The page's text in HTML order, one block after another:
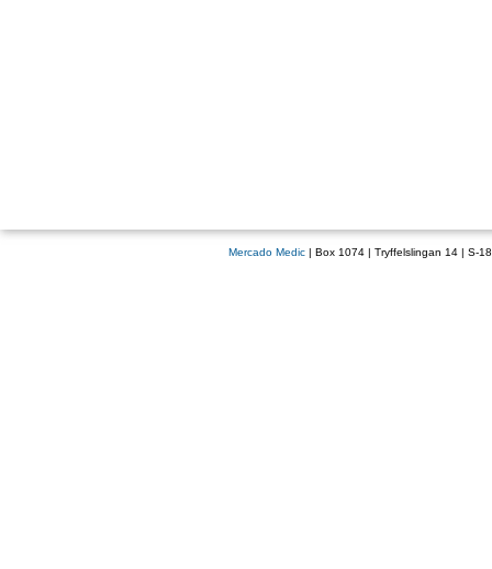
Mercado Medic| Box 1074 | Tryffelslingan 14 | S-